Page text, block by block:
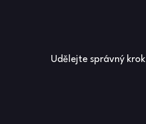
Udělejte správný krok